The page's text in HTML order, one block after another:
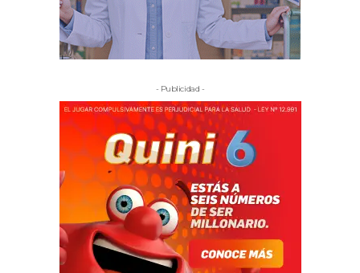
- Publicidad -